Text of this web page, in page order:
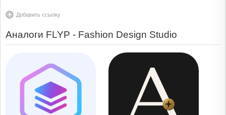
Добавить ссылку
Аналоги FLYP - Fashion Design Studio